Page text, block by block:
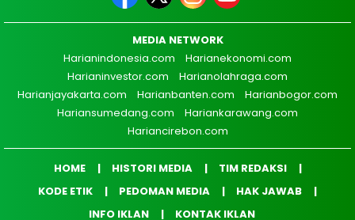
MEDIA NETWORK
Harianindonesia.com
Harianekonomi.com
Harianinvestor.com
Harianolahraga.com
Harianjayakarta.com
Harianbanten.com
Harianbogor.com
Hariansumedang.com
Hariankarawang.com
Hariancirebon.com
HOME HISTORI MEDIA
TIM REDAKSI
KODE ETIK
PEDOMAN MEDIA
HAK JAWAB
INFO IKLAN
KONTAK IKLAN